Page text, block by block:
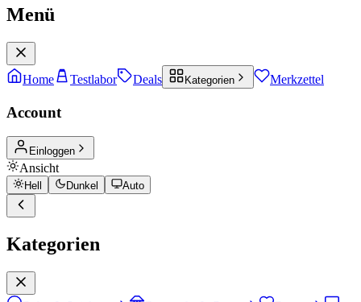
Menü
Home Testlabor Deals Kategorien Merkzettel
Account
Einloggen
Ansicht
Hell Dunkel Auto
Kategorien